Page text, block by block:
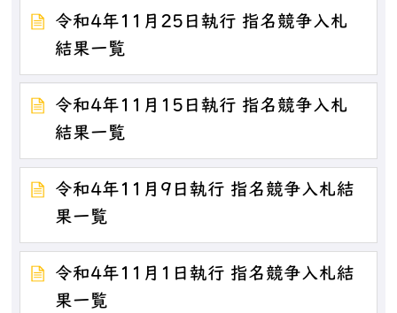
令和4年11月25日執行 指名競争入札
結果一覧
令和4年11月15日執行 指名競争入札
結果一覧
令和4年11月9日執行 指名競争入札結
果一覧
令和4年11月1日執行 指名競争入札結
果一覧